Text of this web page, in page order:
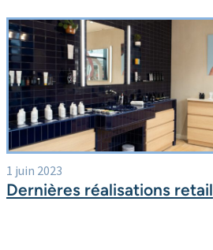
1 juin 2023
Dernières réalisations retail